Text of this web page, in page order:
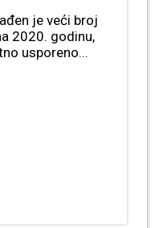
je veći broj
2020. godinu,
usporeno...